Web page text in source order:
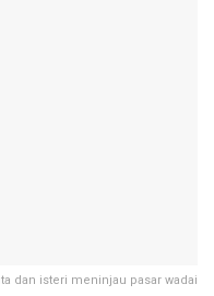
dan isteri meninjau pasar wadai